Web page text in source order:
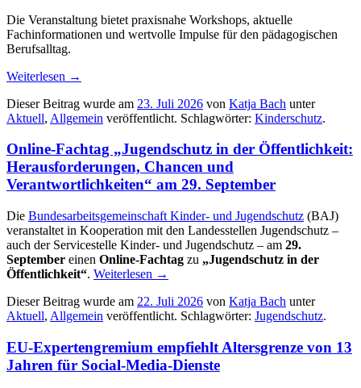
Die Veranstaltung bietet praxisnahe Workshops, aktuelle
Fachinformationen und wertvolle Impulse für den pädagogischen
Berufsalltag.
Weiterlesen →
Dieser Beitrag wurde am 23. Juli 2026 von Katja Bach unter
Aktuell, Allgemein veröffentlicht. Schlagwörter: Kinderschutz.
Online-Fachtag „Jugendschutz in der Öffentlichkeit:
Herausforderungen, Chancen und
Verantwortlichkeiten“ am 29. September
Die Bundesarbeitsgemeinschaft Kinder- und Jugendschutz (BAJ)
veranstaltet in Kooperation mit den Landesstellen Jugendschutz –
auch der Servicestelle Kinder- und Jugendschutz – am 29.
September einen Online-Fachtag zu „Jugendschutz in der
Öffentlichkeit“. Weiterlesen →
Dieser Beitrag wurde am 22. Juli 2026 von Katja Bach unter
Aktuell, Allgemein veröffentlicht. Schlagwörter: Jugendschutz.
EU-Expertengremium empfiehlt Altersgrenze von 13
Jahren für Social-Media-Dienste